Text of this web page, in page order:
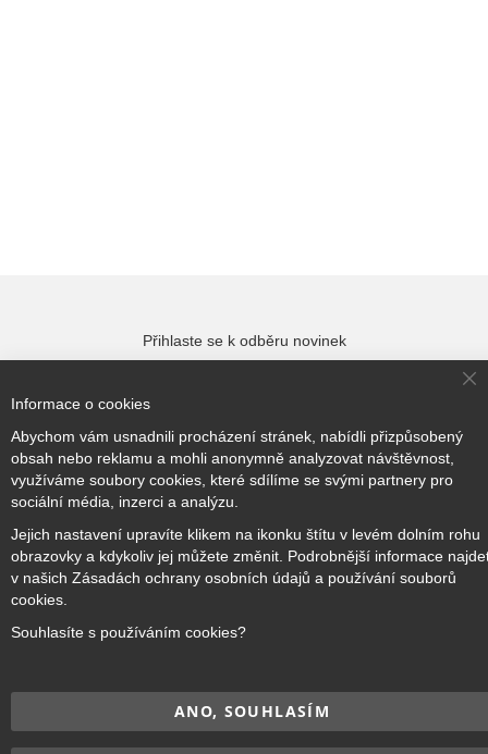
Přihlaste se k odběru novinek
Přihlásit odběr
Copyright © 2017–2026BRIDGE Academy , Všechna práva
vyhrazena.
Informace o cookies
Abychom vám usnadnili procházení stránek, nabídli přizpůsobený
obsah nebo reklamu a mohli anonymně analyzovat návštěvnost,
využíváme soubory cookies, které sdílíme se svými partnery pro
sociální média, inzerci a analýzu.
Jejich nastavení upravíte klikem na ikonku štítu v levém dolním rohu
obrazovky a kdykoliv jej můžete změnit. Podrobnější informace
v našich Zásadách ochrany osobních údajů a používání souborů
cookies.
Souhlasíte s používáním cookies?
ANO, SOUHLASÍM